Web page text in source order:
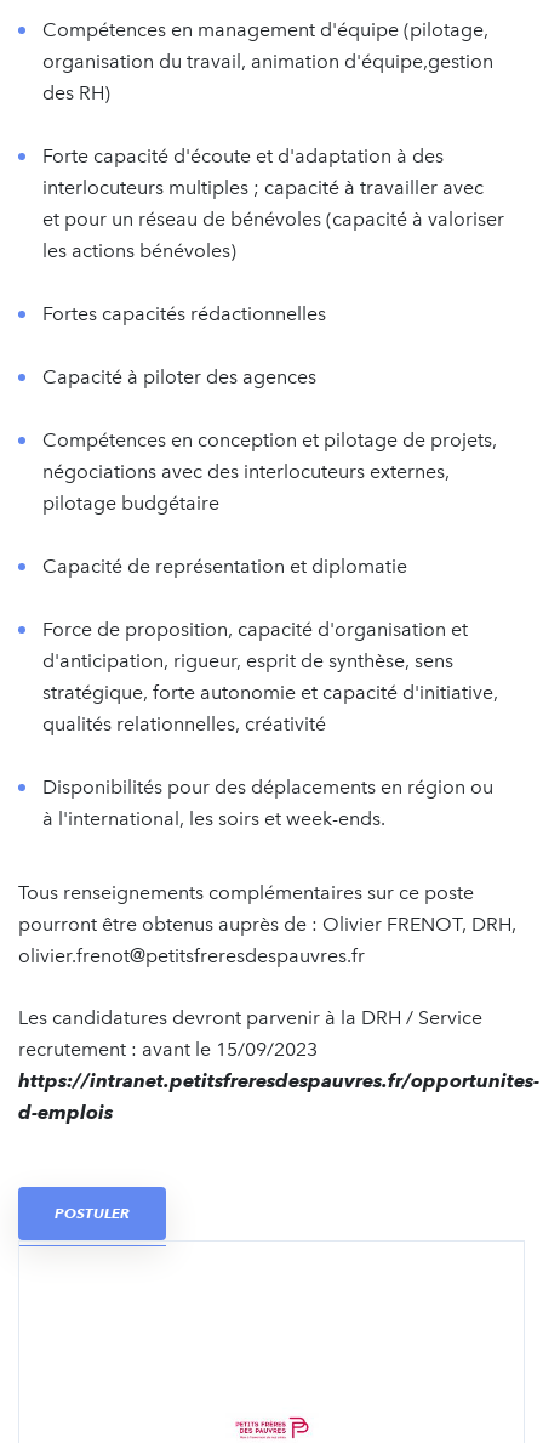
Compétences en management d'équipe (pilotage,
organisation du travail, animation d'équipe,gestion
des RH)
Forte capacité d'écoute et d'adaptation à des
interlocuteurs multiples ; capacité à travailler avec
et pour un réseau de bénévoles (capacité à valoriser
les actions bénévoles)
Fortes capacités rédactionnelles
Capacité à piloter des agences
Compétences en conception et pilotage de projets,
négociations avec des interlocuteurs externes,
pilotage budgétaire
Capacité de représentation et diplomatie
Force de proposition, capacité d'organisation et
d'anticipation, rigueur, esprit de synthèse, sens
stratégique, forte autonomie et capacité d'initiative,
qualités relationnelles, créativité
Disponibilités pour des déplacements en région ou
à l'international, les soirs et week-ends.
Tous renseignements complémentaires sur ce poste
pourront être obtenus auprès de : Olivier FRENOT, DRH,
olivier.frenot@petitsfreresdespauvres.fr
Les candidatures devront parvenir à la DRH / Service
recrutement : avant le 15/09/2023
https://intranet.petitsfreresdespauvres.fr/opportunites-
d-emplois
POSTULER